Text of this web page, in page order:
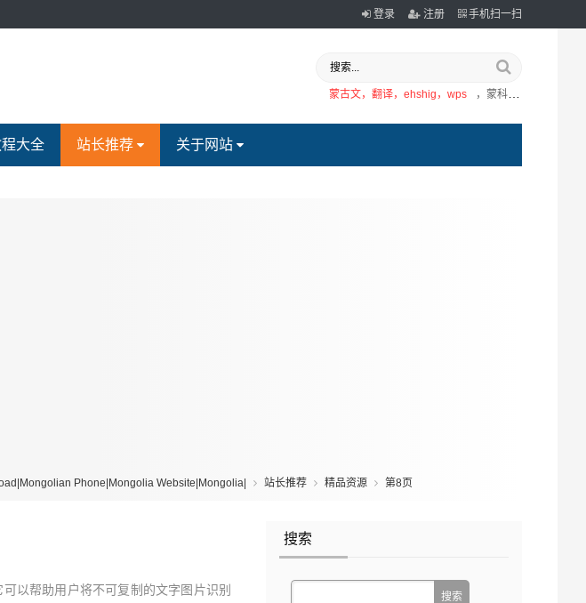
登录 注册 手机扫一扫
蒙古文，翻译，ehshig，wps ，蒙科立
大全 站长推荐 关于网站
Phone|Mongolia Website|Mongolia| 站长推荐 精品资源 第8页
搜索
以帮助用户将不可复制的文字图片识别